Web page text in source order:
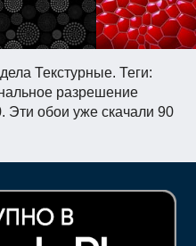
Текстурные. Теги:
разрешение
Эти обои уже скачали 90